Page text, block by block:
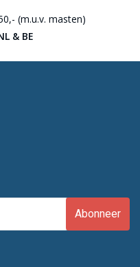
(m.u.v. masten)
& BE
Abonneer